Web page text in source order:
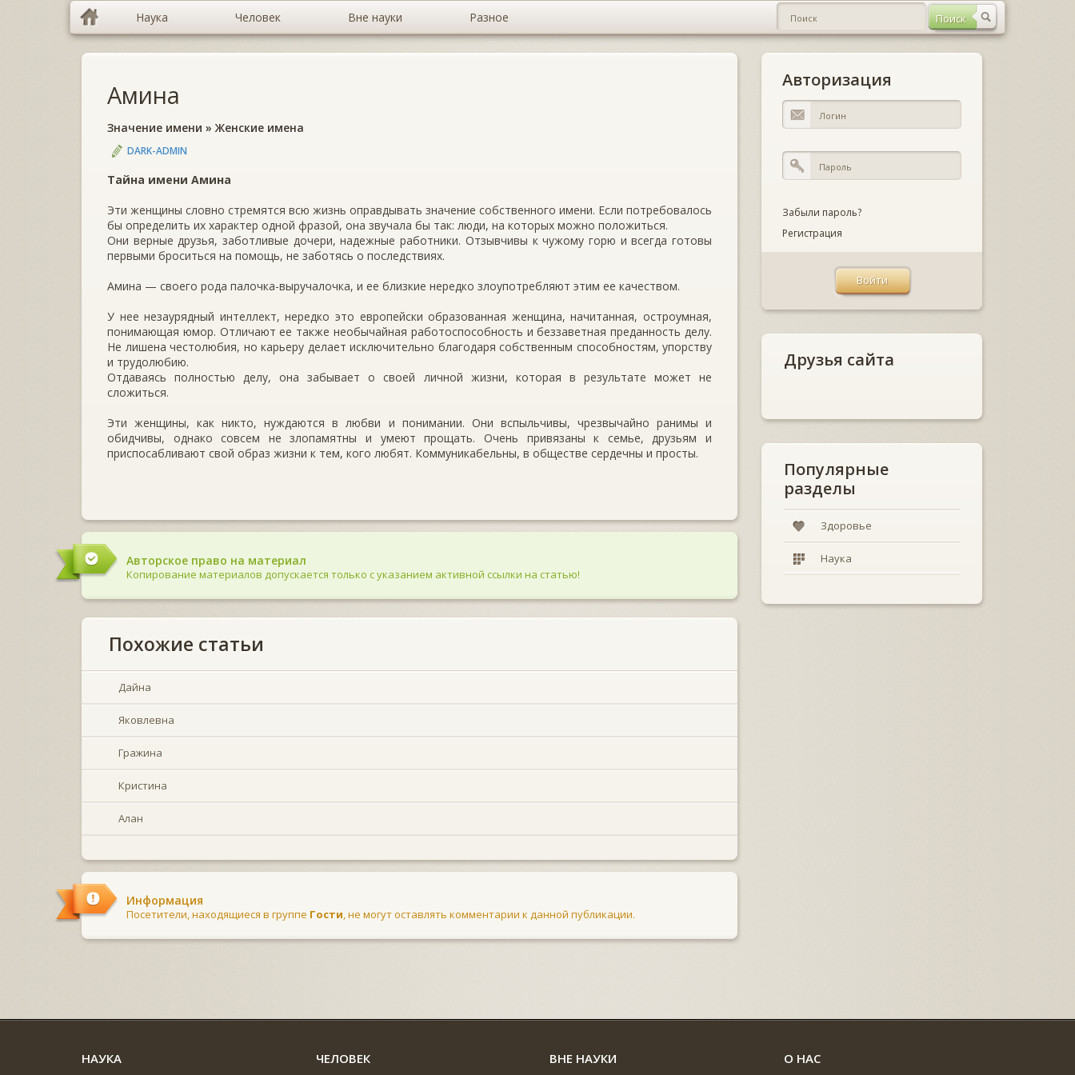
Наука Человек Вне науки Разное
Амина
Значение имени »Женские имена
DARK-ADMIN
Тайна имени Амина
Эти женщины словно стремятся всю жизнь оправдывать значение собственного имени. Если потребовалось
бы определить их характер одной фразой, она звучала бы так: люди, на которых можно положиться.
Они верные друзья, заботливые дочери, надежные работники. Отзывчивы к чужому горю и всегда готовы
первыми броситься на помощь, не заботясь о последствиях.
Амина — своего рода палочка-выручалочка, и ее близкие нередко злоупотребляют этим ее качеством.
У нее незаурядный интеллект, нередко это европейски образованная женщина, начитанная, остроумная,
понимающая юмор. Отличают ее также необычайная работоспособность и беззаветная преданность делу.
Не лишена честолюбия, но карьеру делает исключительно благодаря собственным способностям, упорству
и трудолюбию.
Отдаваясь полностью делу, она забывает о своей личной жизни, которая в результате может не
сложиться.
Эти женщины, как никто, нуждаются в любви и понимании. Они вспыльчивы, чрезвычайно ранимы и
обидчивы, однако совсем не злопамятны и умеют прощать. Очень привязаны к семье, друзьям и
приспосабливают свой образ жизни к тем, кого любят. Коммуникабельны, в обществе сердечны и просты.
Авторское право на материал
Копирование материалов допускается только с указанием активной ссылки на статью!
Похожие статьи
Дайна
Яковлевна
Гражина
Кристина
Алан
Информация
Посетители, находящиеся в группе Гости, не могут оставлять комментарии к данной публикации.
Авторизация
Забыли пароль?
Регистрация
Друзья сайта
Популярные
разделы
Здоровье
Наука
НАУКА ЧЕЛОВЕК ВНЕ НАУКИ О НАС